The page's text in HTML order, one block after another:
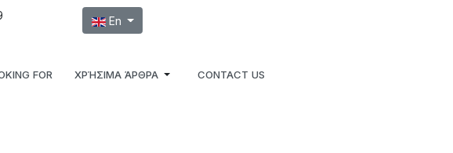
Select your language
En
FOR ΧΡΉΣΙΜΑ ΆΡΘΡΑ CONTACT US